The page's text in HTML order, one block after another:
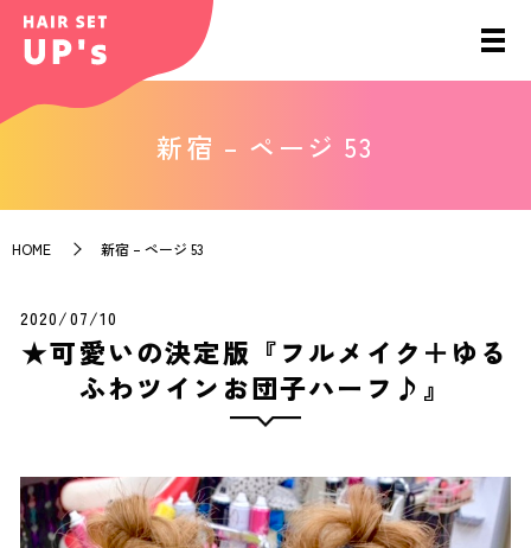
新宿 – ページ 53
HOME 新宿 – ページ 53
2020/07/10
★可愛いの決定版『フルメイク＋ゆる
ふわツインお団子ハーフ♪』